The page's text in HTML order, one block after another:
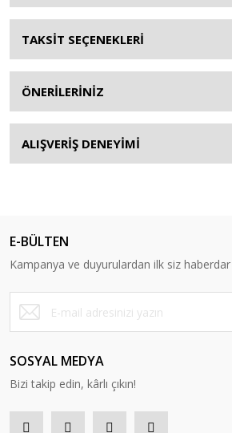
TAKSİT SEÇENEKLERİ
ÖNERİLERİNİZ
ALIŞVERİŞ DENEYİMİ
E-BÜLTEN
Kampanya ve duyurulardan ilk siz
SOSYAL MEDYA
Bizi takip edin, kârlı çıkın!